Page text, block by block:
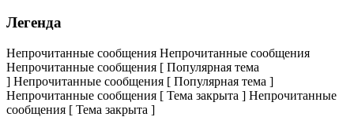
Легенда
Непрочитанные сообщения Непрочитанные сообщения
Непрочитанные сообщения [ Популярная тема
] Непрочитанные сообщения [ Популярная тема ]
Непрочитанные сообщения [ Тема закрыта ] Непрочитанные
сообщения [ Тема закрыта ]